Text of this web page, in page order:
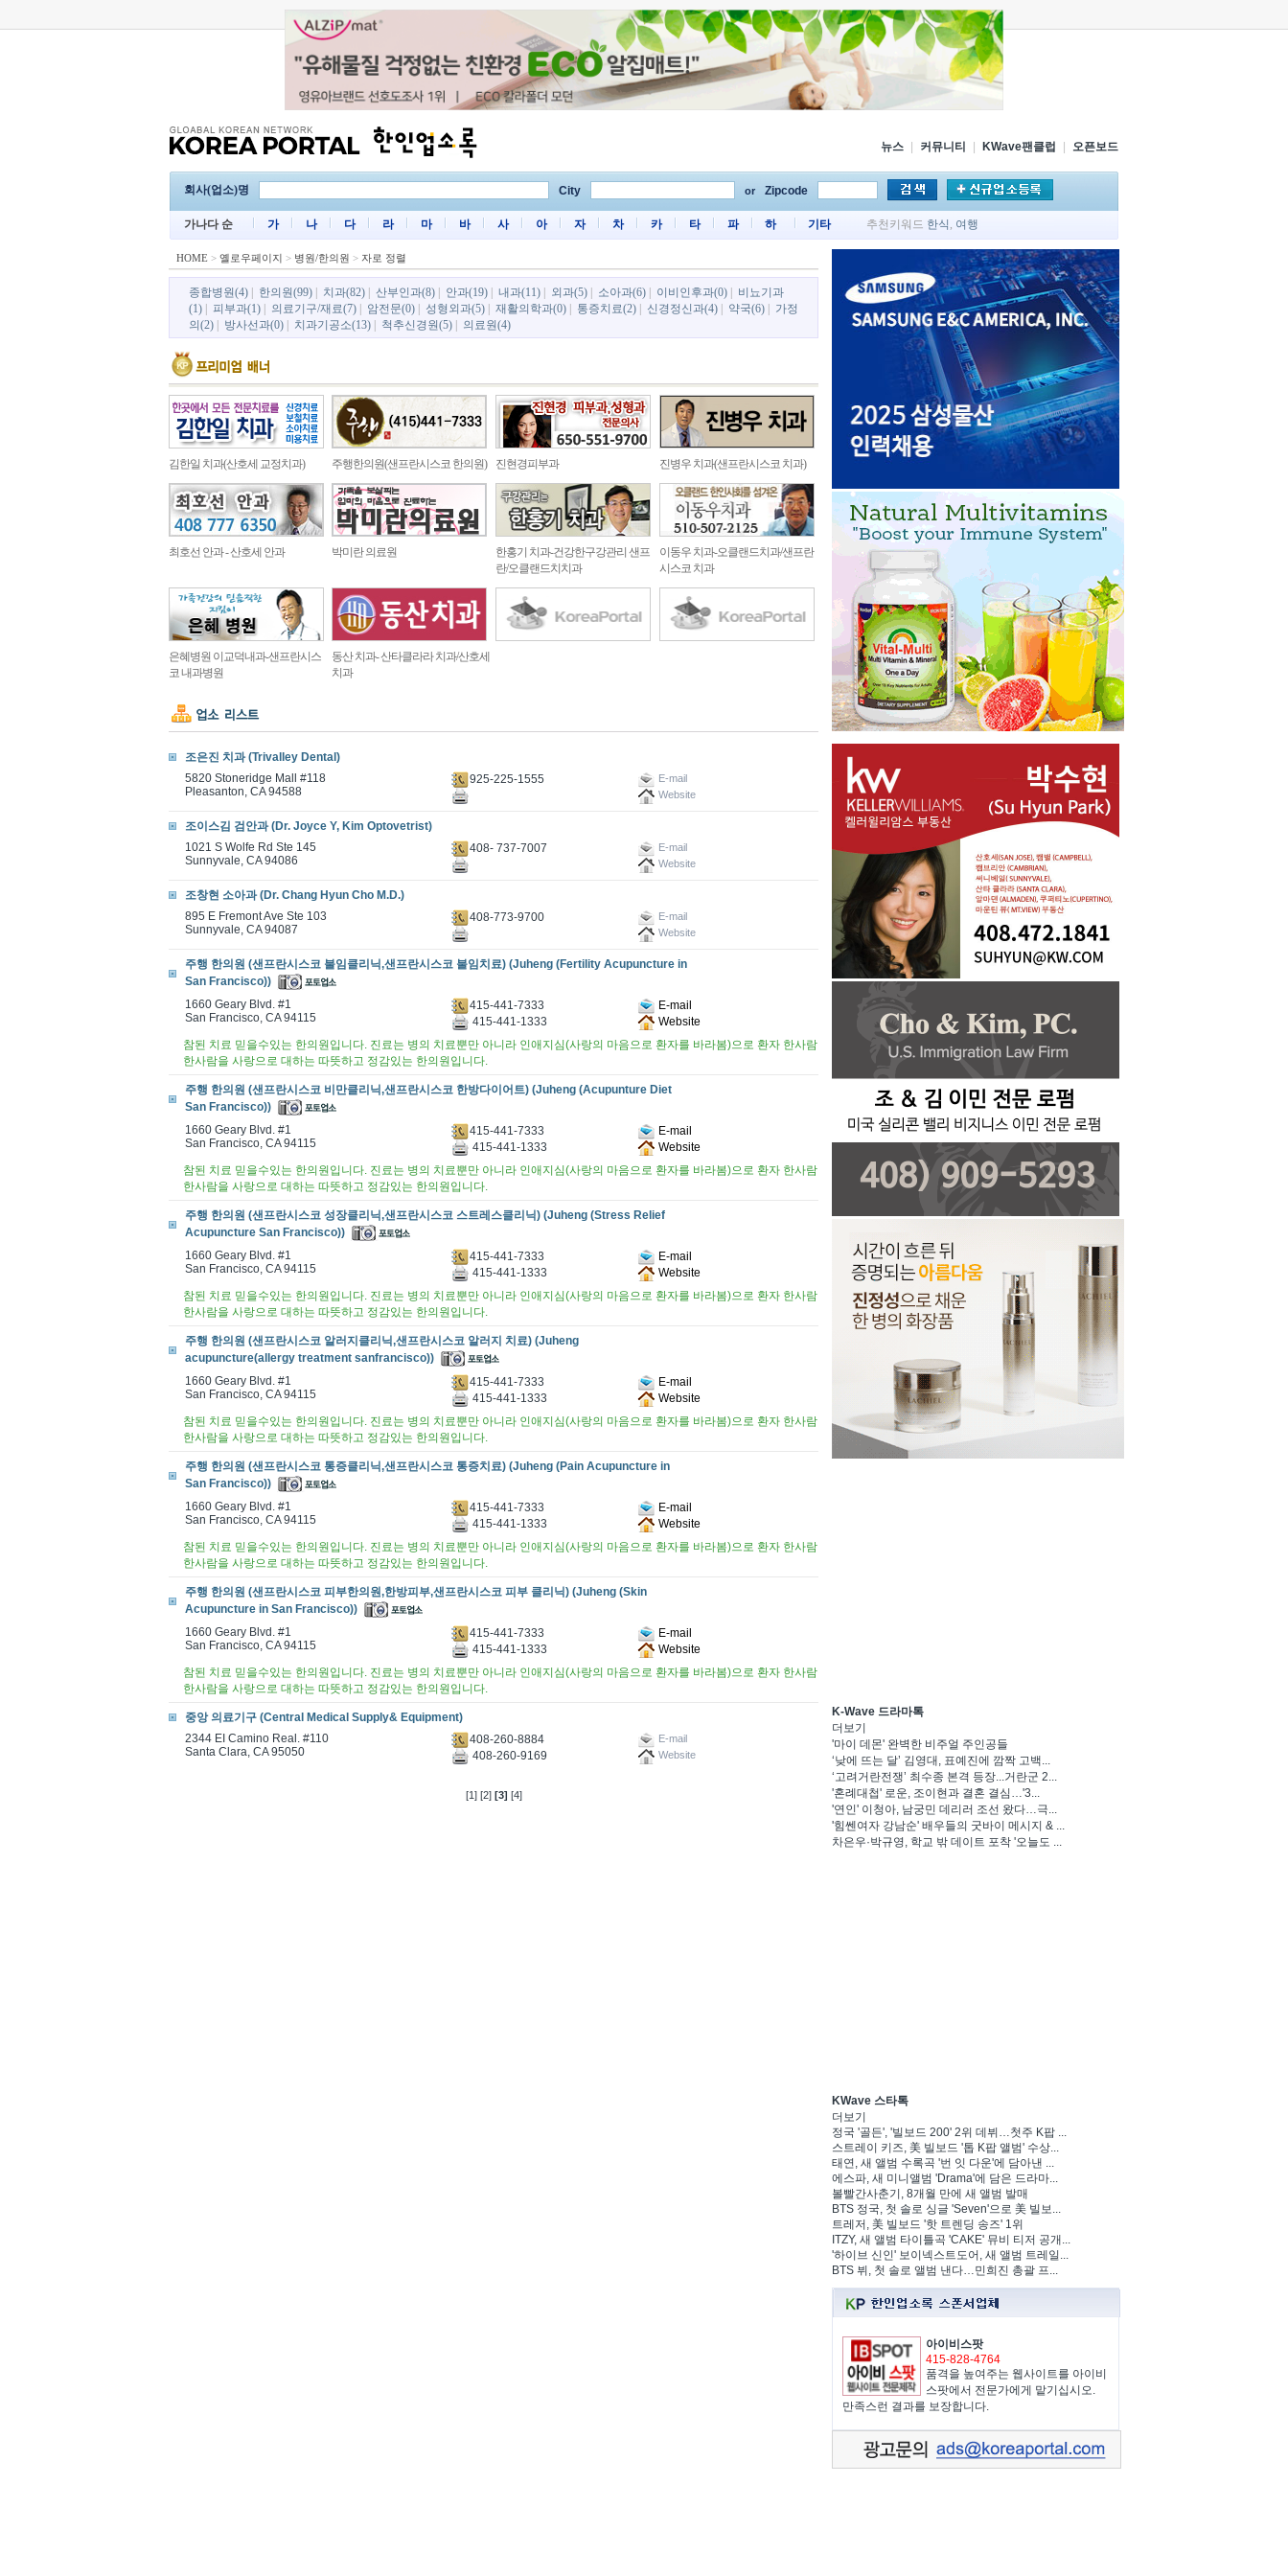
뉴스 커뮤니티 KWave팬클럽 오픈보드
회사(업소)명 City or Zipcode
가나다 순 가 나 다 라 마 바 사 아 자 차 카 타 파 하 기타 추천키워드 한식 , 여행
HOME > 옐로우페이지 > 병원/한의원 > 자로 정렬
종합병원(4) 한의원(99) 치과(82) 산부인과(8) 안과(19) 내과(11) 외과(5) 소아과(6) 이비인후과(0)
비뇨기과
(1)
피부과(1) 의료기구/재료(7) 암전문(0) 성형외과(5) 재활의학과(0) 통증치료(2) 신경정신과(4) 약국(6)
가정
의(2)
방사선과(0) 치과기공소(13) 척추신경원(5) 의료원(4)
김한일 치과(산호세 교정치과) 주행한의원(샌프란시스코 한의원) 진현경피부과 진병우 치과(샌프란시스코 치과)
최호선 안과 - 산호세 안과 박미란 의료원
한홍기 치과-건강한구강관리 샌프
란/오클랜드치치과
이동우 치과-오클랜드치과/샌프란
시스코 치과
은혜병원 이교덕내과-샌프란시스
코 내과병원
동산 치과- 산타클라라 치과/산호세
치과
조은진 치과 (Trivalley Dental)
5820 Stoneridge Mall #118
Pleasanton, CA 94588
925-225-1555
E-mail
Website
조이스김 검안과 (Dr. Joyce Y, Kim Optovetrist)
1021 S Wolfe Rd Ste 145
Sunnyvale, CA 94086
408- 737-7007
E-mail
Website
조창현 소아과 (Dr. Chang Hyun Cho M.D.)
895 E Fremont Ave Ste 103
Sunnyvale, CA 94087
408-773-9700
E-mail
Website
주행 한의원 (샌프란시스코 불임클리닉,샌프란시스코 불임치료) (Juheng (Fertility Acupuncture in
San Francisco))
1660 Geary Blvd. #1
San Francisco, CA 94115
415-441-7333
E-mail
415-441-1333
Website
참된 치료 믿을수있는 한의원입니다. 진료는 병의 치료뿐만 아니라 인애지심(사랑의 마음으로 환자를 바라봄)으로 환자 한사람
한사람을 사랑으로 대하는 따뜻하고 정감있는 한의원입니다.
주행 한의원 (샌프란시스코 비만클리닉,샌프란시스코 한방다이어트) (Juheng (Acupunture Diet
San Francisco))
1660 Geary Blvd. #1
San Francisco, CA 94115
415-441-7333
E-mail
415-441-1333
Website
참된 치료 믿을수있는 한의원입니다. 진료는 병의 치료뿐만 아니라 인애지심(사랑의 마음으로 환자를 바라봄)으로 환자 한사람
한사람을 사랑으로 대하는 따뜻하고 정감있는 한의원입니다.
주행 한의원 (샌프란시스코 성장클리닉,샌프란시스코 스트레스클리닉) (Juheng (Stress Relief
Acupuncture San Francisco))
1660 Geary Blvd. #1
San Francisco, CA 94115
415-441-7333
E-mail
415-441-1333
Website
참된 치료 믿을수있는 한의원입니다. 진료는 병의 치료뿐만 아니라 인애지심(사랑의 마음으로 환자를 바라봄)으로 환자 한사람
한사람을 사랑으로 대하는 따뜻하고 정감있는 한의원입니다.
주행 한의원 (샌프란시스코 알러지클리닉,샌프란시스코 알러지 치료) (Juheng
acupuncture(allergy treatment sanfrancisco))
1660 Geary Blvd. #1
San Francisco, CA 94115
415-441-7333
E-mail
415-441-1333
Website
참된 치료 믿을수있는 한의원입니다. 진료는 병의 치료뿐만 아니라 인애지심(사랑의 마음으로 환자를 바라봄)으로 환자 한사람
한사람을 사랑으로 대하는 따뜻하고 정감있는 한의원입니다.
주행 한의원 (샌프란시스코 통증클리닉,샌프란시스코 통증치료) (Juheng (Pain Acupuncture in
San Francisco))
1660 Geary Blvd. #1
San Francisco, CA 94115
415-441-7333
E-mail
415-441-1333
Website
참된 치료 믿을수있는 한의원입니다. 진료는 병의 치료뿐만 아니라 인애지심(사랑의 마음으로 환자를 바라봄)으로 환자 한사람
한사람을 사랑으로 대하는 따뜻하고 정감있는 한의원입니다.
주행 한의원 (샌프란시스코 피부한의원,한방피부,샌프란시스코 피부 클리닉) (Juheng (Skin
Acupuncture in San Francisco))
1660 Geary Blvd. #1
San Francisco, CA 94115
415-441-7333
E-mail
415-441-1333
Website
참된 치료 믿을수있는 한의원입니다. 진료는 병의 치료뿐만 아니라 인애지심(사랑의 마음으로 환자를 바라봄)으로 환자 한사람
한사람을 사랑으로 대하는 따뜻하고 정감있는 한의원입니다.
중앙 의료기구 (Central Medical Supply& Equipment)
2344 EI Camino Real. #110
Santa Clara, CA 95050
408-260-8884 E-mail
408-260-9169 Website
[1] [2] [3] [4]
K-Wave 드라마톡
더보기
'마이 데몬' 완벽한 비주얼 주인공들
‘낮에 뜨는 달’ 김영대, 표예진에 깜짝 고백...
‘고려거란전쟁’ 최수종 본격 등장...거란군 2...
'혼례대첩' 로운, 조이현과 결혼 결심…'3...
'연인' 이청아, 남궁민 데리러 조선 왔다…극...
'힘쎈여자 강남순' 배우들의 굿바이 메시지 & ...
차은우·박규영, 학교 밖 데이트 포착 '오늘도 ...
KWave 스타톡
더보기
정국 '골든', '빌보드 200' 2위 데뷔…첫주 K팝 ...
스트레이 키즈, 美 빌보드 '톱 K팝 앨범' 수상...
태연, 새 앨범 수록곡 '번 잇 다운'에 담아낸 ...
에스파, 새 미니앨범 'Drama'에 담은 드라마...
볼빨간사춘기, 8개월 만에 새 앨범 발매
BTS 정국, 첫 솔로 싱글 'Seven'으로 美 빌보...
트레저, 美 빌보드 '핫 트렌딩 송즈' 1위
ITZY, 새 앨범 타이틀곡 'CAKE' 뮤비 티저 공개...
'하이브 신인' 보이넥스트도어, 새 앨범 트레일...
BTS 뷔, 첫 솔로 앨범 낸다…민희진 총괄 프...
아이비스팟
415-828-4764
품격을 높여주는 웹사이트를 아이비
스팟에서 전문가에게 맡기십시오.
만족스런 결과를 보장합니다.